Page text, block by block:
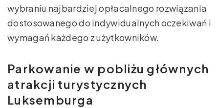
wybraniu najbardziej opłacalnego rozwiązania
dostosowanego do indywidualnych oczekiwań i
wymagań każdego z użytkowników.
Parkowanie w pobliżu głównych
atrakcji turystycznych
Luksemburga